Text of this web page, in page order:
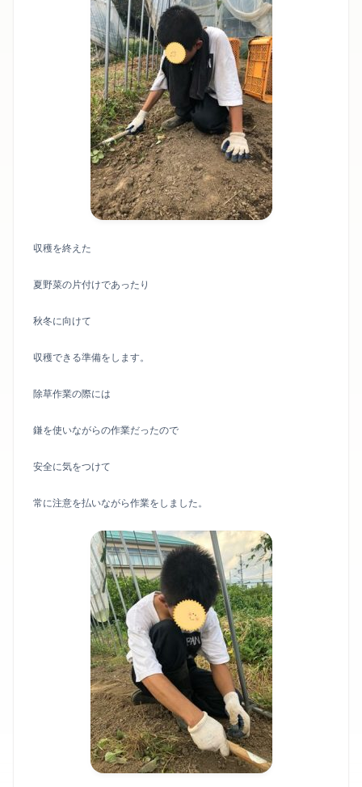
収穫を終えた
夏野菜の片付けであったり
秋冬に向けて
収穫できる準備をします。
除草作業の際には
鎌を使いながらの作業だったので
安全に気をつけて
常に注意を払いながら作業をしました。